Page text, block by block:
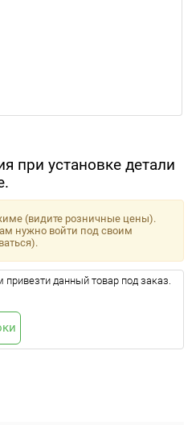
при установке детали
(видите розничные цены).
нужно войти под своим
данный товар под заказ.